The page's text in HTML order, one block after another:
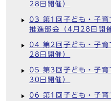
28日開催）
03 第1回子ども・子育
推進部会（4月28日開
04 第2回子ども・子育
28日開催）
05 第3回子ども・子育
30日開催）
06 第1回子ども・子育